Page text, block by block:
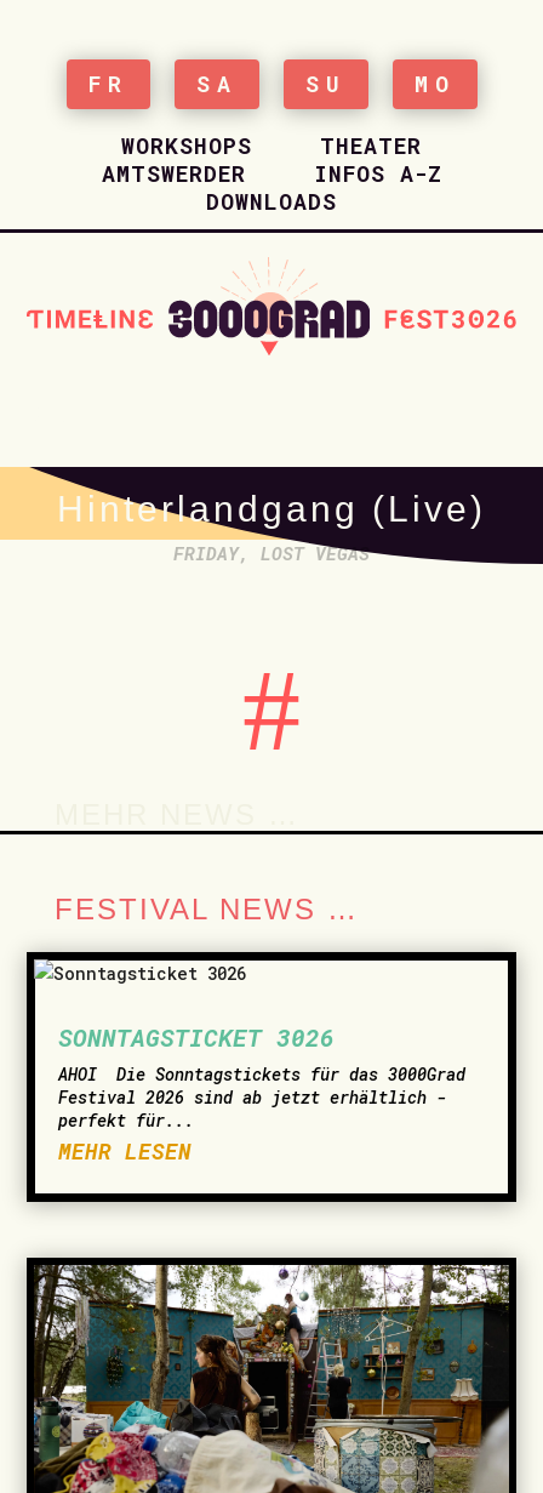
FR SA SU MO
WORKSHOPS
THEATER
AMTSWERDER
INFOS A-Z
DOWNLOADS
Hinterlandgang (Live)
FRIDAY, LOST VEGAS
#
FESTIVAL NEWS …
SONNTAGSTICKET 3026
AHOI ­ Die Sonntagstickets für das 3000Grad
Festival 2026 sind ab jetzt erhältlich -
perfekt für...
MEHR LESEN